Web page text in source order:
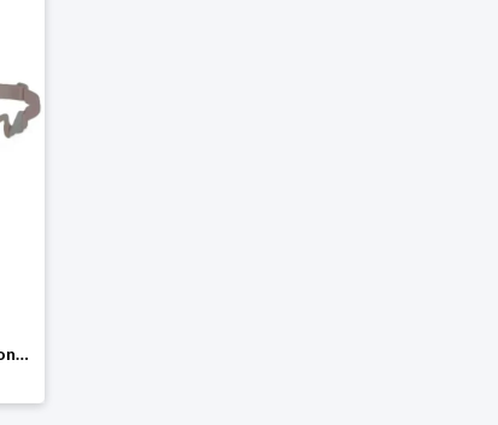
DOOKY Okulary przeciwsłoneczne dla dzieci Fiji TAUPE 6-36 m